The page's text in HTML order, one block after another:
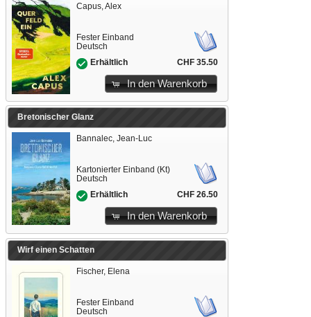
Capus, Alex
Fester Einband
Deutsch
Erhältlich
CHF 35.50
In den Warenkorb
Bretonischer Glanz
Bannalec, Jean-Luc
Kartonierter Einband (Kt)
Deutsch
Erhältlich
CHF 26.50
In den Warenkorb
Wirf einen Schatten
Fischer, Elena
Fester Einband
Deutsch